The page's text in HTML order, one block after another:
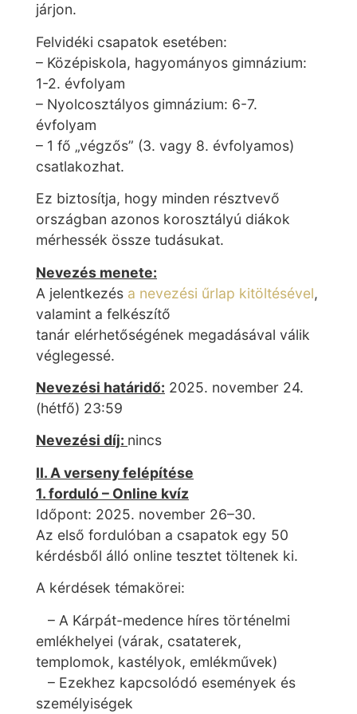
járjon.
Felvidéki csapatok esetében:
– Középiskola, hagyományos gimnázium:
1-2. évfolyam
– Nyolcosztályos gimnázium: 6-7.
évfolyam
– 1 fő „végzős” (3. vagy 8. évfolyamos)
csatlakozhat.
Ez biztosítja, hogy minden résztvevő
országban azonos korosztályú diákok
mérhessék össze tudásukat.
Nevezés menete:
A jelentkezés a nevezési űrlap kitöltésével,
valamint a felkészítő
tanár elérhetőségének megadásával válik
véglegessé.
Nevezési határidő: 2025. november 24.
(hétfő) 23:59
Nevezési díj: nincs
II. A verseny felépítése
1. forduló – Online kvíz
Időpont: 2025. november 26–30.
Az első fordulóban a csapatok egy 50
kérdésből álló online tesztet töltenek ki.
A kérdések témakörei:
– A Kárpát-medence híres történelmi
emlékhelyei (várak, csataterek,
templomok, kastélyok, emlékművek)
– Ezekhez kapcsolódó események és
személyiségek